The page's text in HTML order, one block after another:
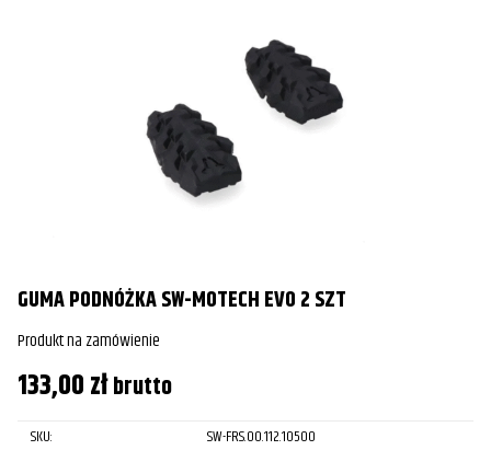
GUMA PODNÓŻKA SW-MOTECH EVO 2 SZT
Produkt na zamówienie
133,00złbrutto
SKU:
SW-FRS.00.112.10500